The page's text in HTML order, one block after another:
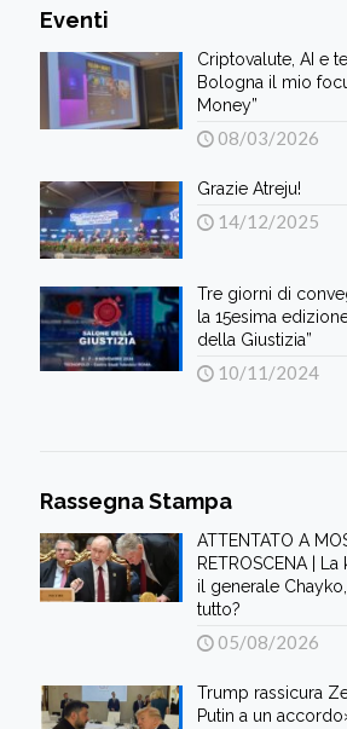
Eventi
Criptovalute, AI e
Bologna il mio
Money”
08/03/2026
Grazie Atreju!
14/12/2025
Tre giorni di
la 15esima
della Giustizia”
10/11/2024
Rassegna Stampa
ATTENTATO A
RETROSCENA |
il generale
tutto?
05/08/2026
Trump rassicura
Putin a un